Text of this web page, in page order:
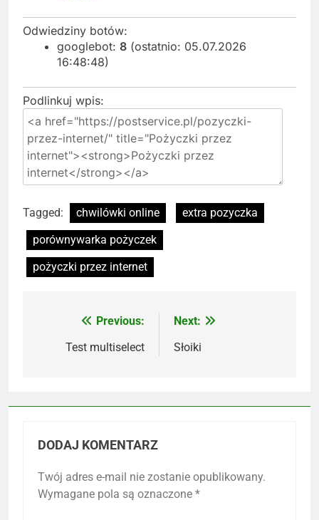
Odwiedziny botów:
googlebot: 8 (ostatnio: 05.07.2026
16:48:48)
Podlinkuj wpis:
Tagged: chwilówki online
extra pozyczka
porównywarka pożyczek
pożyczki przez internet
Nawigacja
wpisu
Previous:
Test multiselect
Next:
Słoiki
DODAJ KOMENTARZ
Twój adres e-mail nie zostanie opublikowany.
Wymagane pola są oznaczone *